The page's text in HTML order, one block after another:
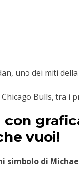
uno dei miti
Bulls, tra i
vuoi!
simbolo di